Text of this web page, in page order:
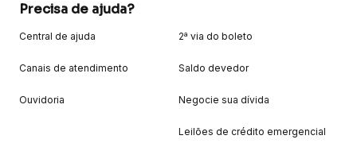
Precisa de ajuda?
Central de ajuda
Canais de atendimento
Ouvidoria
2ª via do boleto
Saldo devedor
Negocie sua dívida
Leilões de crédito emergencial